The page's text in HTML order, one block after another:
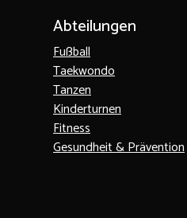
Abteilungen
Fußball
Taekwondo
Tanzen
Kinderturnen
Fitness
Gesundheit & Prävention